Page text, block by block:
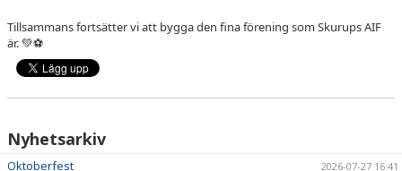
BILDGALLERI
Tillsammans fortsätter vi att bygga den fina förening som Skurups AIF
är. 💚⚽
Nyhetsarkiv
Oktoberfest 2026-07-27 16:41